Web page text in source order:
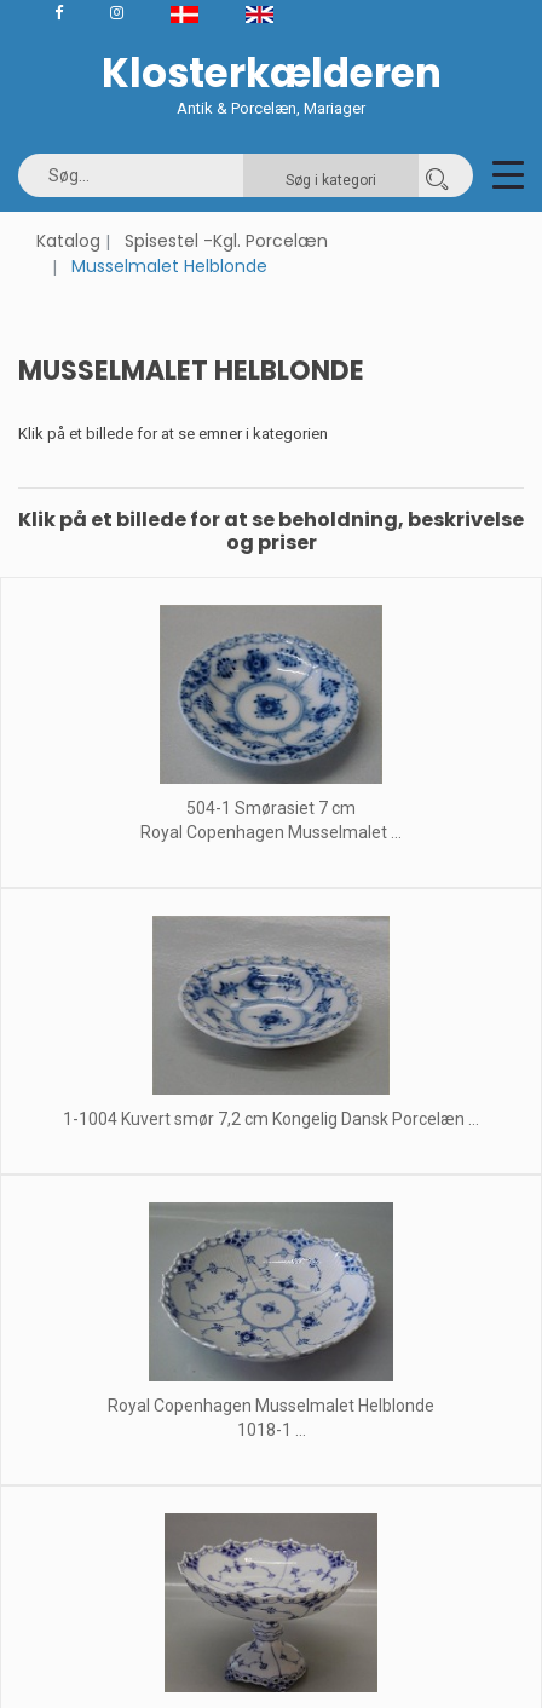
Klosterkælderen
Antik & Porcelæn, Mariager
Søg i kategori
Katalog
Spisestel -Kgl. Porcelæn
Musselmalet Helblonde
MUSSELMALET HELBLONDE
Klik på et billede for at se emner i kategorien
Klik på et billede for at se beholdning, beskrivelse
og priser
504-1 Smørasiet 7 cm
Royal Copenhagen Musselmalet ...
1-1004 Kuvert smør 7,2 cm Kongelig Dansk Porcelæn ...
Royal Copenhagen Musselmalet Helblonde
1018-1 ...